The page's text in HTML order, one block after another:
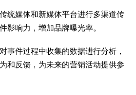
统媒体和新媒体平台进行多渠道传
影响力，增加品牌曝光率。
事件过程中收集的数据进行分析，
和反馈，为未来的营销活动提供参